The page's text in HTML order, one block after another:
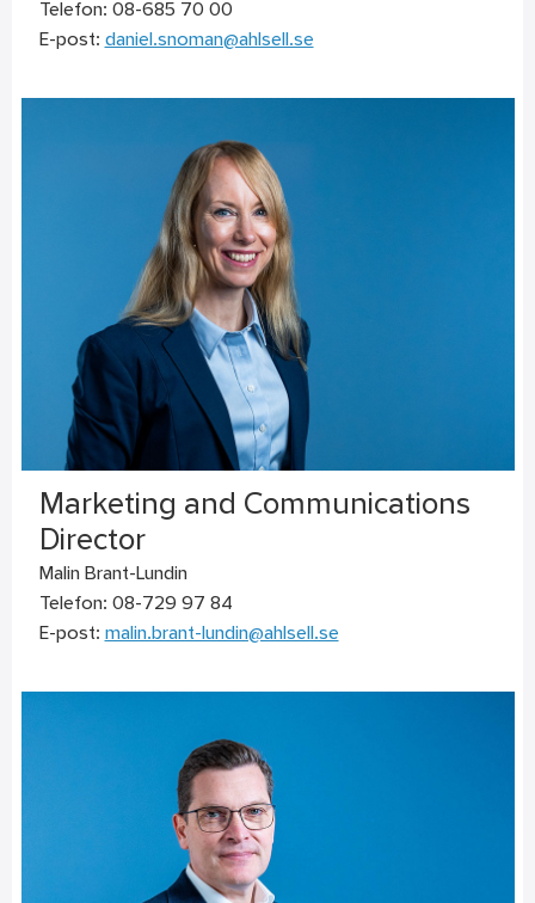
Telefon: 08-685 70 00
E-post: daniel.snoman@ahlsell.se
Marketing and Communications
Director
Malin Brant-Lundin
Telefon: 08-729 97 84
E-post: malin.brant-lundin@ahlsell.se